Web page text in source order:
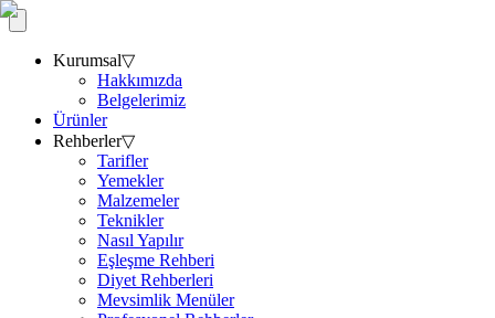
Kurumsal▽
Hakkımızda
Belgelerimiz
Ürünler
Rehberler▽
Tarifler
Yemekler
Malzemeler
Teknikler
Nasıl Yapılır
Eşleşme Rehberi
Diyet Rehberleri
Mevsimlik Menüler